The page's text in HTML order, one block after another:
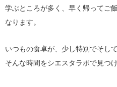
学ぶところが多く、早く帰ってご
なります。
いつもの食卓が、少し特別でそし
そんな時間をシエスタラボで見つ